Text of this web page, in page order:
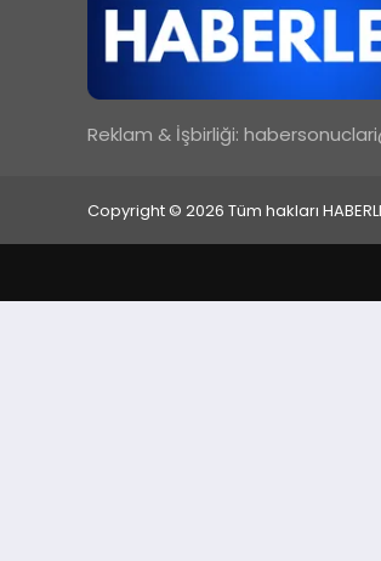
Reklam & İşbirliği:
Copyright © 2026 Tüm hakları